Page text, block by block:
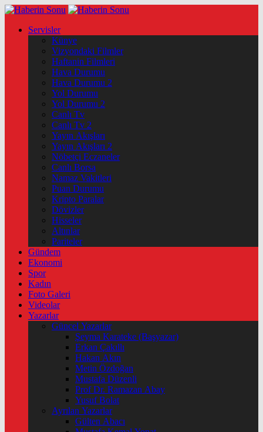
Servisler
Künye
Vizyondaki Filmler
Haftanin Filmleri
Hava Durumu
Hava Durumu 2
Yol Durumu
Yol Durumu 2
Canlı Tv
Canlı Tv 2
Yayın Akışları
Yayın Akışları 2
Nöbetçi Eczaneler
Canlı Borsa
Namaz Vakitleri
Puan Durumu
Kripto Paralar
Dövizler
Hisseler
Altınlar
Pariteler
Gündem
Ekonomi
Spor
Kadın
Foto Galeri
Videolar
Yazarlar
Güncel Yazarlar
Şeyma Karateke (Başyazar)
Erkan Çakıllı
Hakan Akın
Metin Özdoğan
Mustafa Düzenli
Prof Dr. Ramazan Abay
Yusuf Bolat
Ayrılan Yazarlar
Gülten Abacı